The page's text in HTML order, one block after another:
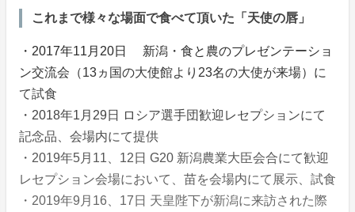
これまで様々な場面で食べて頂いた「天使の唇」
・2017年11月20日 新潟・食と農のプレゼンテーショ
ン交流会（13ヵ国の大使館より23名の大使が来場）に
て試食
・2018年1月29日 ロシア選手団歓迎レセプションにて
記念品、会場内にて提供
・2019年5月11、12日 G20 新潟農業大臣会合にて歓迎
レセプション会場において、苗を会場内にて展示、試食
・2019年9月16、17日 天皇陛下が新潟に来訪された際